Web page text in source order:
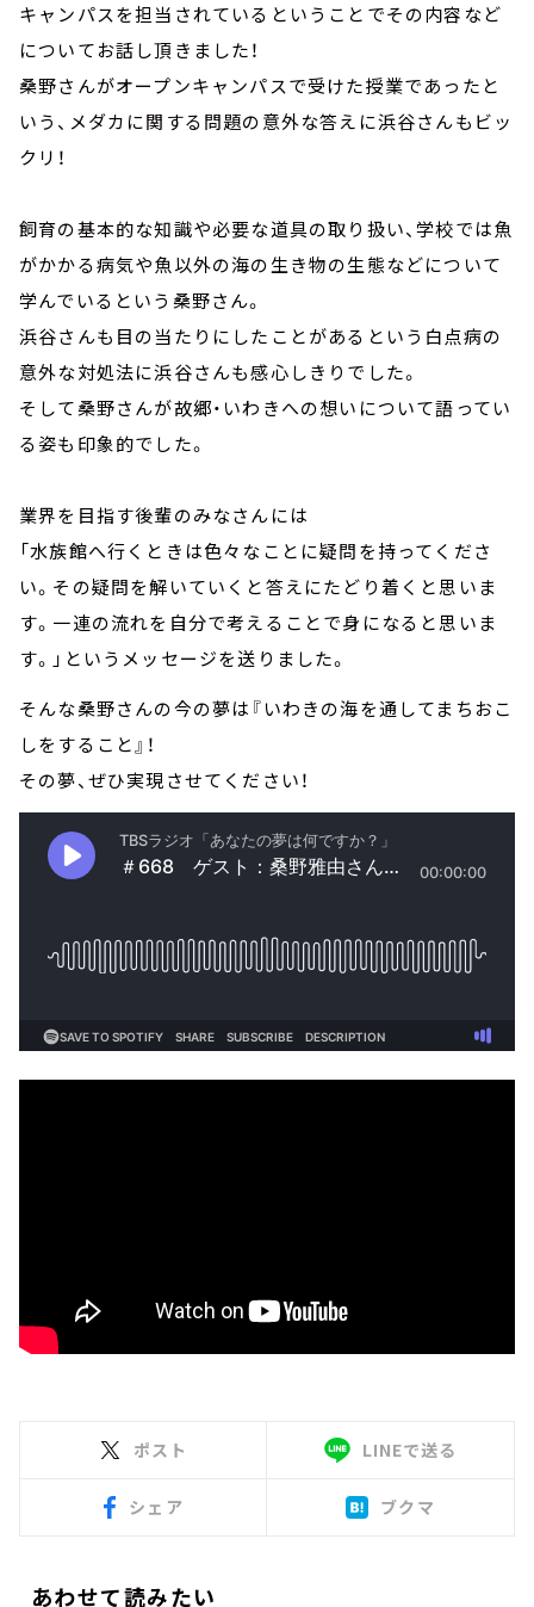
キャンパスを担当されているということでその内容など
についてお話し頂きました！
桑野さんがオープンキャンパスで受けた授業であったと
いう、メダカに関する問題の意外な答えに浜谷さんもビッ
クリ！
飼育の基本的な知識や必要な道具の取り扱い、学校では魚
がかかる病気や魚以外の海の生き物の生態などについて
学んでいるという桑野さん。
浜谷さんも目の当たりにしたことがあるという白点病の
意外な対処法に浜谷さんも感心しきりでした。
そして桑野さんが故郷・いわきへの想いについて語ってい
る姿も印象的でした。
業界を目指す後輩のみなさんには
「水族館へ行くときは色々なことに疑問を持ってくださ
い。その疑問を解いていくと答えにたどり着くと思いま
す。一連の流れを自分で考えることで身になると思いま
す。」というメッセージを送りました。
そんな桑野さんの今の夢は『いわきの海を通してまちおこ
しをすること』！
その夢、ぜひ実現させてください！
ポスト LINEで送る
シェア ブクマ
あわせて読みたい